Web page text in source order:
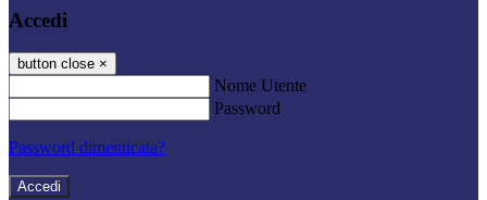
Accedi
button close ×
Nome Utente
Password
Password dimenticata?